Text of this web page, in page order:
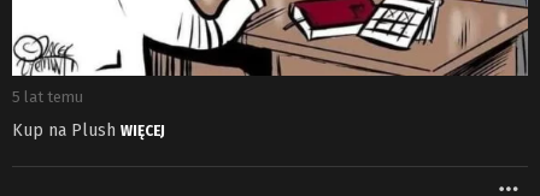
5 lat temu
Kup na Plush WIĘCEJ